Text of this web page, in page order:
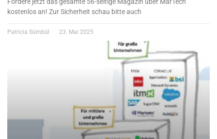
Fordere jetzt das gesamte 56-seitige Magazin über MarTech
kostenlos an! Zur Sicherheit schau bitte auch
Patricia Sümbül 23. Mai 2025